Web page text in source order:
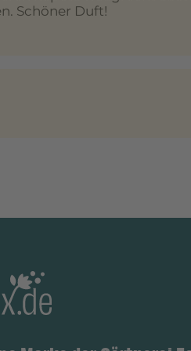
Schöner Duft!